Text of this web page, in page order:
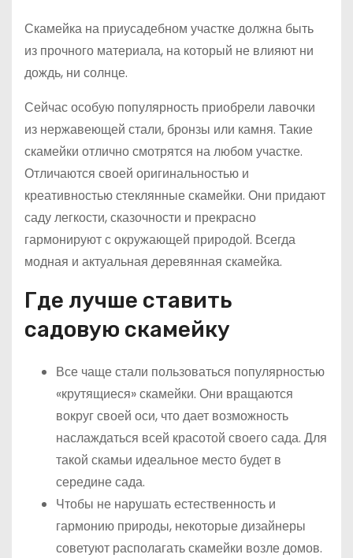
Скамейка на приусадебном участке должна быть
из прочного материала, на который не влияют ни
дождь, ни солнце.
Сейчас особую популярность приобрели лавочки
из нержавеющей стали, бронзы или камня. Такие
скамейки отлично смотрятся на любом участке.
Отличаются своей оригинальностью и
креативностью стеклянные скамейки. Они придают
саду легкости, сказочности и прекрасно
гармонируют с окружающей природой. Всегда
модная и актуальная деревянная скамейка.
Где лучше ставить
садовую скамейку
Все чаще стали пользоваться популярностью
«крутящиеся» скамейки. Они вращаются
вокруг своей оси, что дает возможность
наслаждаться всей красотой своего сада. Для
такой скамьи идеальное место будет в
середине сада.
Чтобы не нарушать естественность и
гармонию природы, некоторые дизайнеры
советуют располагать скамейки возле домов.